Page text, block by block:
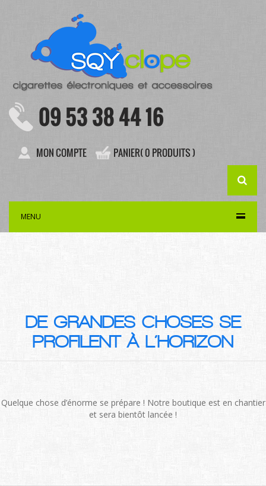
09 53 38 44 16
MON COMPTE PANIER( 0 PRODUITS )
MENU
DE GRANDES CHOSES SE
PROFILENT À L’HORIZON
Quelque chose d’énorme se prépare ! Notre boutique est en chantier
et sera bientôt lancée !